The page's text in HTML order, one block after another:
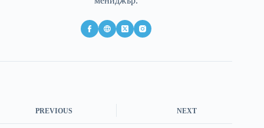
PREVIOUS NEXT